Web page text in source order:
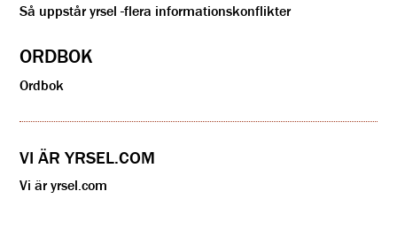
Så uppstår yrsel -flera informationskonflikter
ORDBOK
Ordbok
VI ÄR YRSEL.COM
Vi är yrsel.com